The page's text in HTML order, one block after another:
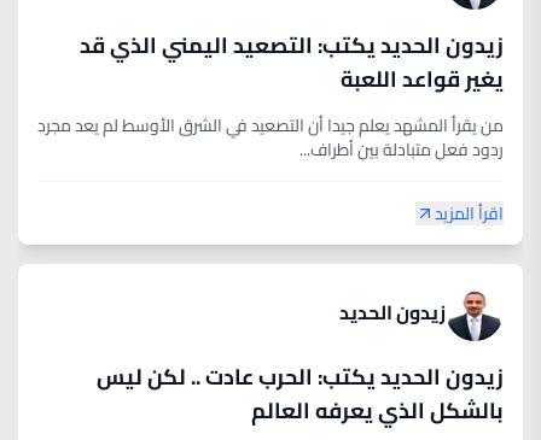
زيدون الحديد يكتب: التصعيد اليمني الذي قد
يغير قواعد اللعبة
من يقرأ المشهد يعلم جيدا أن التصعيد في الشرق الأوسط لم يعد مجرد
ردود فعل متبادلة بين أطراف...
اقرأ المزيد
زيدون الحديد
زيدون الحديد يكتب: الحرب عادت .. لكن ليس
بالشكل الذي يعرفه العالم